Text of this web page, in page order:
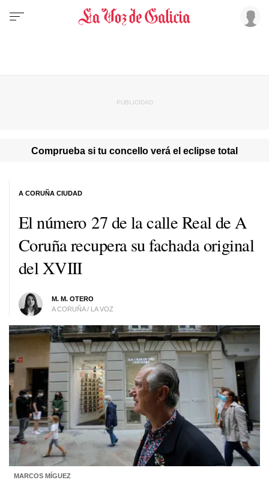
Comprueba si tu concello verá el eclipse total
El número 27 de la calle Real de A
Coruña recupera su fachada original
del XVIII
M. M. OTERO
A CORUÑA / LA VOZ
A CORUÑA CIUDAD
MARCOS MÍGUEZ